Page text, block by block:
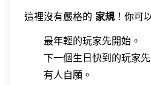
這裡沒有嚴格的 家規 ！你可
最年輕的玩家先開始。
下一個生日快到的玩家先
有人自願。